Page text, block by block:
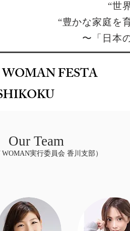
“世
“豊かな家庭を
〜「日本
FESTA
Our Team
WOMAN実行委員会 香川支部）